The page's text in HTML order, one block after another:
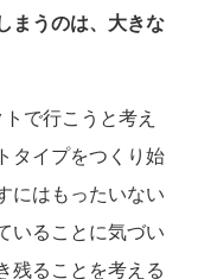
まうのは、大きな
で行こうと考え
タイプをつくり始
にはもったいない
いることに気づい
残ることを考える